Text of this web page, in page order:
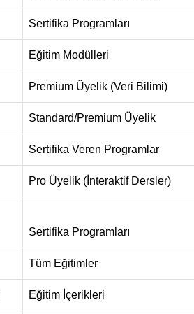
Sertifika Programları
Eğitim Modülleri
Premium Üyelik (Veri Bilimi)
Standard/Premium Üyelik
Sertifika Veren Programlar
Pro Üyelik (İnteraktif Dersler)
Sertifika Programları
Tüm Eğitimler
Eğitim İçerikleri